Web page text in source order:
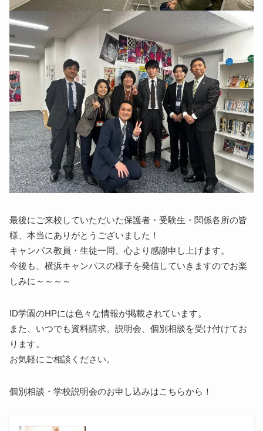
最後にご来校していただいた保護者・受験生・関係各所の皆
様、本当にありがとうございました！
キャンパス教員・生徒一同、心より感謝申し上げます。
今後も、横浜キャンパスの様子を発信していきますのでお楽
しみに～～～～
ID学園のHPには色々な情報が掲載されています。
また、いつでも資料請求、説明会、個別相談を受け付けてお
ります。
お気軽にご相談ください。
個別相談・学校説明会のお申し込みはこちらから！